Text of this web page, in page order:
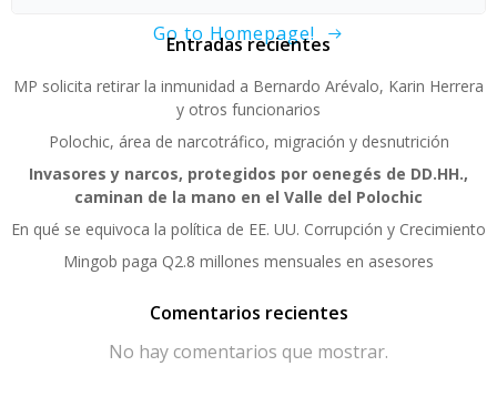
Go to Homepage!
Entradas recientes
MP solicita retirar la inmunidad a Bernardo Arévalo, Karin Herrera
y otros funcionarios
Polochic, área de narcotráfico, migración y desnutrición
Invasores y narcos, protegidos por oenegés de DD.HH.,
caminan de la mano en el Valle del Polochic
En qué se equivoca la política de EE. UU. Corrupción y Crecimiento
Mingob paga Q2.8 millones mensuales en asesores
Comentarios recientes
No hay comentarios que mostrar.